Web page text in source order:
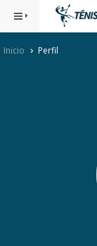
Inicio Perfil